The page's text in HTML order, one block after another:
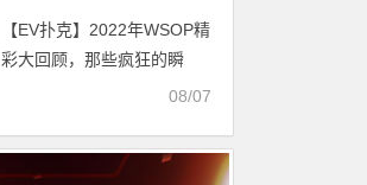
【EV扑克】2022年WSOP精
彩大回顾，那些疯狂的瞬
08/07